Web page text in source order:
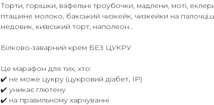
Торти, горішки, вафельні троубочки, мадлени, моті,
пташине молоко, бакський чизкейк, чизкейки на
медовик, київський торт, наполеон…
Білково-заварний крем БЕЗ ЦУКРУ
Це марафон для тих, хто:
✔️ не може цукру (цукровий діабет, ІР)
✔️ уникає глютену
✔️ на правильному харчуванні